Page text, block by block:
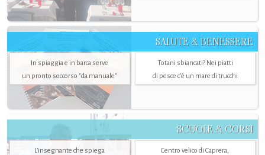
SALUTE & BENESSERE
In spiaggia e in barca serve
un pronto soccorso "da manuale"
Totani sbiancati? Nei piatti
di pesce c'è un mare di trucchi
SCUOLE & CORSI
L'insegnante che spiega
Centro velico di Caprera,